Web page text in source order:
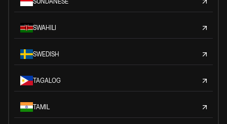
SWAHILI
SWEDISH
TAGALOG
TAMIL